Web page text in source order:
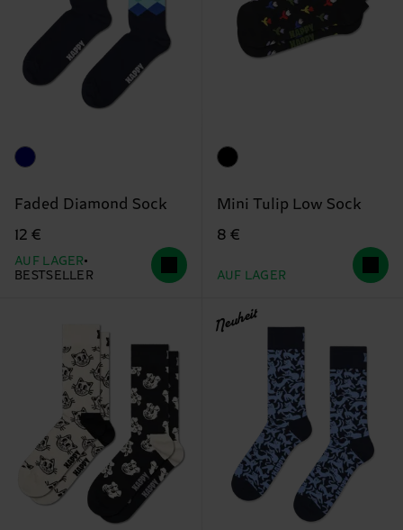
Faded Diamond Sock
12 €
AUF LAGER
BESTSELLER
Mini Tulip Low Sock
8 €
AUF LAGER
Neuheit